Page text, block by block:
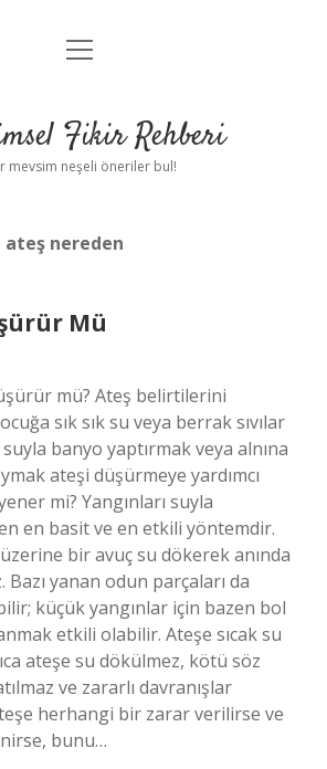
Anasayfa
Yasal Uyarı
menüyü
Fikir Rehberi
mevsim neşeli öneriler bul!
ateş nereden
Mü
mü? Ateş belirtilerini
sık sık su veya berrak sıvılar
banyo yaptırmak veya alnına
ateşi düşürmeye yardımcı
mi? Yangınları suyla
en basit ve en etkili yöntemdir.
bir avuç su dökerek anında
yanan odun parçaları da
küçük yangınlar için bazen bol
etkili olabilir. Ateşe sıcak su
ateşe su dökülmez, kötü söz
ve zararlı davranışlar
herhangi bir zarar verilirse ve
bunu…